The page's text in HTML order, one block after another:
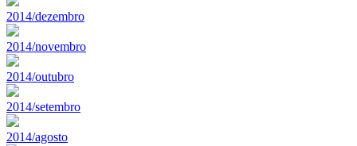
2014/dezembro
2014/novembro
2014/outubro
2014/setembro
2014/agosto